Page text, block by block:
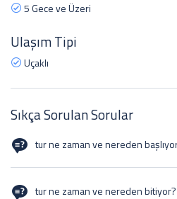
5 Gece ve Üzeri
Ulaşım Tipi
Uçaklı
Sıkça Sorulan Sorular
tur ne zaman ve nereden
tur ne zaman ve nereden bitiyor?